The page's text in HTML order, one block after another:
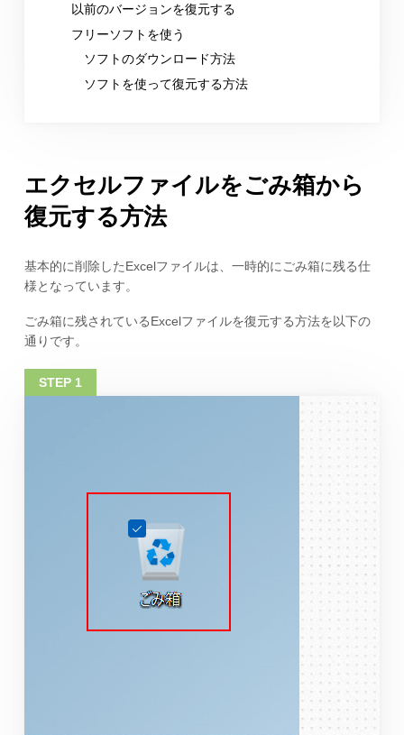
以前のバージョンを復元する
フリーソフトを使う
ソフトのダウンロード方法
ソフトを使って復元する方法
エクセルファイルをごみ箱から
復元する方法
基本的に削除したExcelファイルは、一時的にごみ箱に残る仕
様となっています。
ごみ箱に残されているExcelファイルを復元する方法を以下の
通りです。